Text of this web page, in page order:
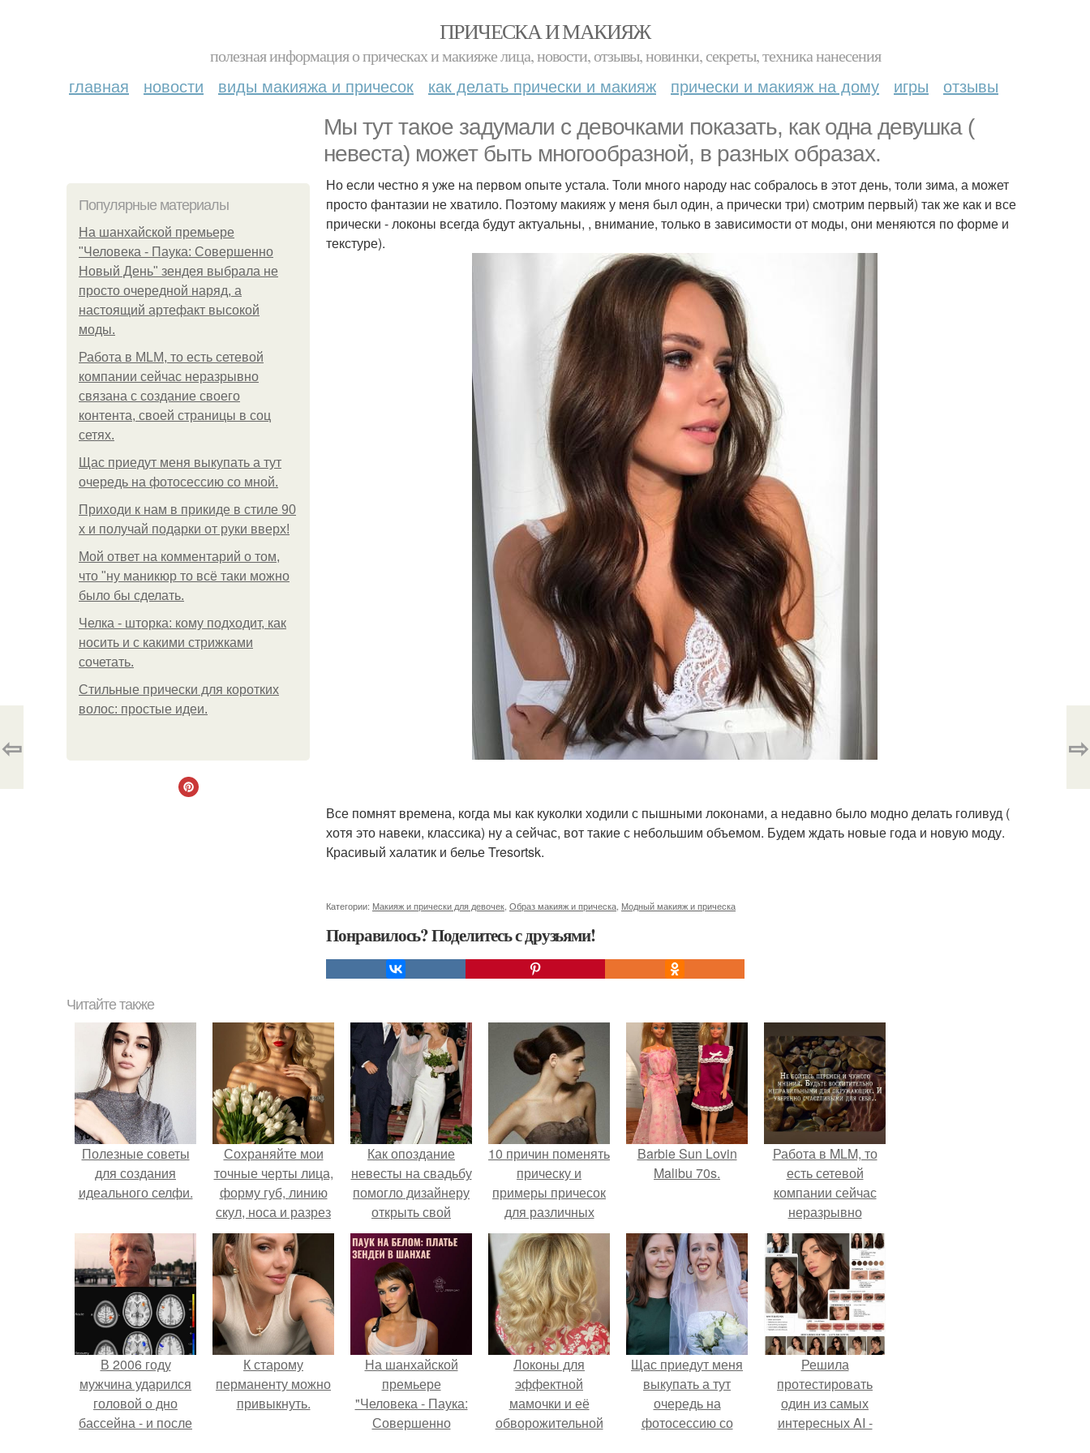
ПРИЧЕСКА И МАКИЯЖ
полезная информация о прическах и макияже лица, новости, отзывы, новинки, секреты, техника нанесения
главная новости виды макияжа и причесок как делать прически и макияж прически и макияж на дому игры отзывы
Мы тут такое задумали с девочками показать, как одна девушка (
невеста) может быть многообразной, в разных образах.
Популярные материалы
На шанхайской премьере
"Человека - Паука: Совершенно
Новый День" зендея выбрала не
просто очередной наряд, а
настоящий артефакт высокой
моды.
Работа в MLM, то есть сетевой
компании сейчас неразрывно
связана с создание своего
контента, своей страницы в соц
сетях.
Щас приедут меня выкупать а тут
очередь на фотосессию со мной.
Приходи к нам в прикиде в стиле 90
х и получай подарки от руки вверх!
Мой ответ на комментарий о том,
что "ну маникюр то всё таки можно
было бы сделать.
Челка - шторка: кому подходит, как
носить и с какими стрижками
сочетать.
Стильные прически для коротких
волос: простые идеи.
Но если честно я уже на первом опыте устала. Толи много народу нас собралось в этот день, толи зима, а может
просто фантазии не хватило. Поэтому макияж у меня был один, а прически три) смотрим первый) так же как и все
прически - локоны всегда будут актуальны, , внимание, только в зависимости от моды, они меняются по форме и
текстуре).
Все помнят времена, когда мы как куколки ходили с пышными локонами, а недавно было модно делать голивуд (
хотя это навеки, классика) ну а сейчас, вот такие с небольшим объемом. Будем ждать новые года и новую моду.
Красивый халатик и белье Tresortsk.
Категории: Макияж и прически для девочек Образ макияж и прическа Модный макияж и прическа
Понравилось? Поделитесь с друзьями!
⇦ ⇨
Читайте также
Полезные советы
для создания
идеального селфи.
Сохраняйте мои
точные черты лица,
форму губ, линию
скул, носа и разрез
глаз.
Как опоздание
невесты на свадьбу
помогло дизайнеру
открыть свой
бренд.
10 причин поменять
прическу и
примеры причесок
для различных
форм лица.
Barbie Sun Lovin
Malibu 70s.
Работа в MLM, то
есть сетевой
компании сейчас
неразрывно
связана с создание
своего контента,
своей страницы в
соц сетях.
В 2006 году
мужчина ударился
головой о дно
бассейна - и после
К старому
перманенту можно
привыкнуть.
На шанхайской
премьере
"Человека - Паука:
Совершенно
Локоны для
эффектной
мамочки и её
обворожительной
Щас приедут меня
выкупать а тут
очередь на
фотосессию со
Решила
протестировать
один из самых
интересных AI -